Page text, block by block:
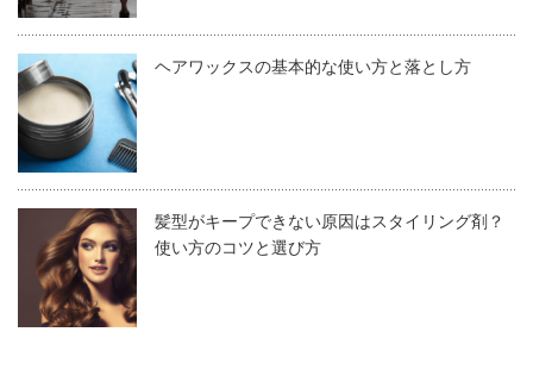
トリートメント効果も高く、自然なツヤ感が出ますし、固
さもある程度あり、ヘアワックスとしても使用できる優れ
もの。こなれ感のあるヘアスタイリングが簡単に作れま
す。髪の長さも関係なく、すべての方が使えます。
使い方次第で何役もこなすヘアバームは、ひとつは持って
おきたいスタイリング剤です。
自然由来成分100％、シリコーンフリーのヘアバーム
です。 肌なじみがとても良いわりにセット力はしっ
かりとありますので、朝のお手入れにも使用できま
す。オイルが配合されているのにベタつきが少なく、
「重すぎるのはちょっと苦手」という方には特におす
すめです。
Moiiの製品には、「マルラオイル」「バオバブオイ
ヘアワックスの基本的な使い方と落とし方
髪型がキープできない原因はスタイリング剤？
使い方のコツと選び方